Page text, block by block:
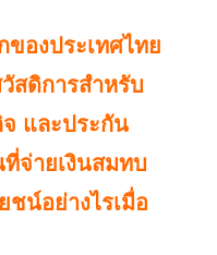
องประเทศไทย
สดิการสำหรับ
และประกัน
จ่ายเงินสมทบ
น์อย่างไรเมื่อ